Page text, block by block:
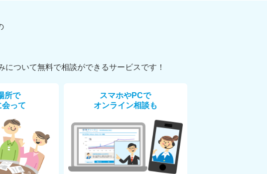
ついて無料で相談ができるサービスです！
所で
って
スマホやPCで
オンライン相談も